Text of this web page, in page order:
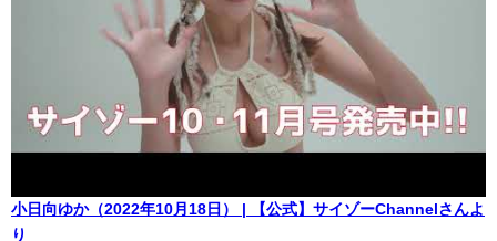
小日向ゆか（2022年10月18日） | 【公式】サイゾーChannelさんよ
り